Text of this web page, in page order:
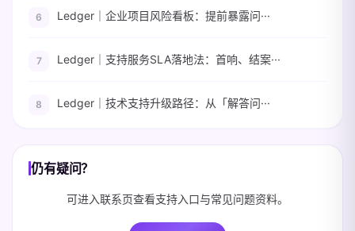
Ledger｜企业项目风险看板：提前暴露问···
Ledger｜支持服务SLA落地法：首响、结案···
Ledger｜技术支持升级路径：从「解答问···
仍有疑问？
可进入联系页查看支持入口与常见问题资料。